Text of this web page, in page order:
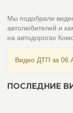
Мы подобрали
автолюбителей и
на автодорогах
Видео ДТП за 06
ПОСЛЕДНИЕ